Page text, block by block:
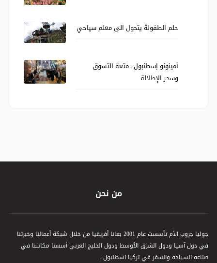
حلم الطفولة يتحول الى معلم سياحي
أمينونو إسطنبول.. متعة التسوق
وسحر الإطلالة
من نحن
جوليا جروب الأم تأسست عام 2001 بغانا أفريقيا من خلال شبكة أعمالنا وخبرتنا
في دول آسيا ودول الشرق الأوسط ودول الخليج العربي أسسنا مكانتنا في
صناعة السياحة والسفر في تركيا اسطنبول .